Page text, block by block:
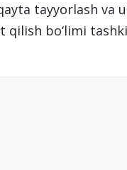
tayyorlash va
qilish bo‘limi